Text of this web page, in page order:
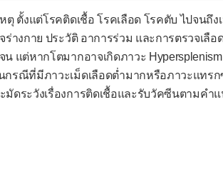
ตุ ตั้งแต่โรคติดเชื้อ โรคเลือด โรคตับ ไปจนถึ
างกาย ประวัติ อาการร่วม และการตรวจเลื
แต่หากโตมากอาจเกิดภาวะ
กรณีที่มีภาวะเม็ดเลือดต่ำมากหรือภาวะแทร
มัดระวังเรื่องการติดเชื้อและรับวัคซีนตามคำ